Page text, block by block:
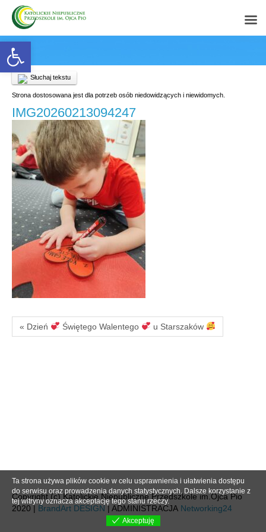
Open toolbar
Słuchaj tekstu
Strona dostosowana jest dla potrzeb osób niedowidzących i niewidomych.
IMG20260213094247
« Dzień Świętego Walentego u Starszaków
Copyright (c) Katolickie Niepubliczne Przedszkole im.Ojca Pio
2020 | BrandArt DESIGN | ADMINISTRACJA Networking24
Ta strona używa plików cookie w celu usprawnienia i ułatwienia dostępu
do serwisu oraz prowadzenia danych statystycznych. Dalsze korzystanie z
tej witryny oznacza akceptację tego stanu rzeczy.
Akceptuję